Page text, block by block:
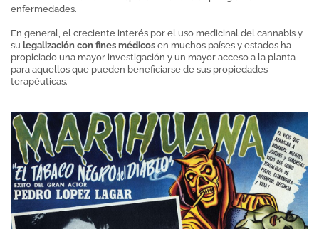
enfermedades.
En general, el creciente interés por el uso medicinal del cannabis y
su legalización con fines médicos en muchos países y estados ha
propiciado una mayor investigación y un mayor acceso a la planta
para aquellos que pueden beneficiarse de sus propiedades
terapéuticas.